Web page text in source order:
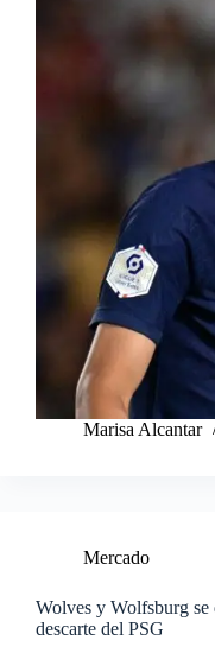
Marisa Alcantar
Mercado
Wolves y Wolfsburg se
descarte del PSG